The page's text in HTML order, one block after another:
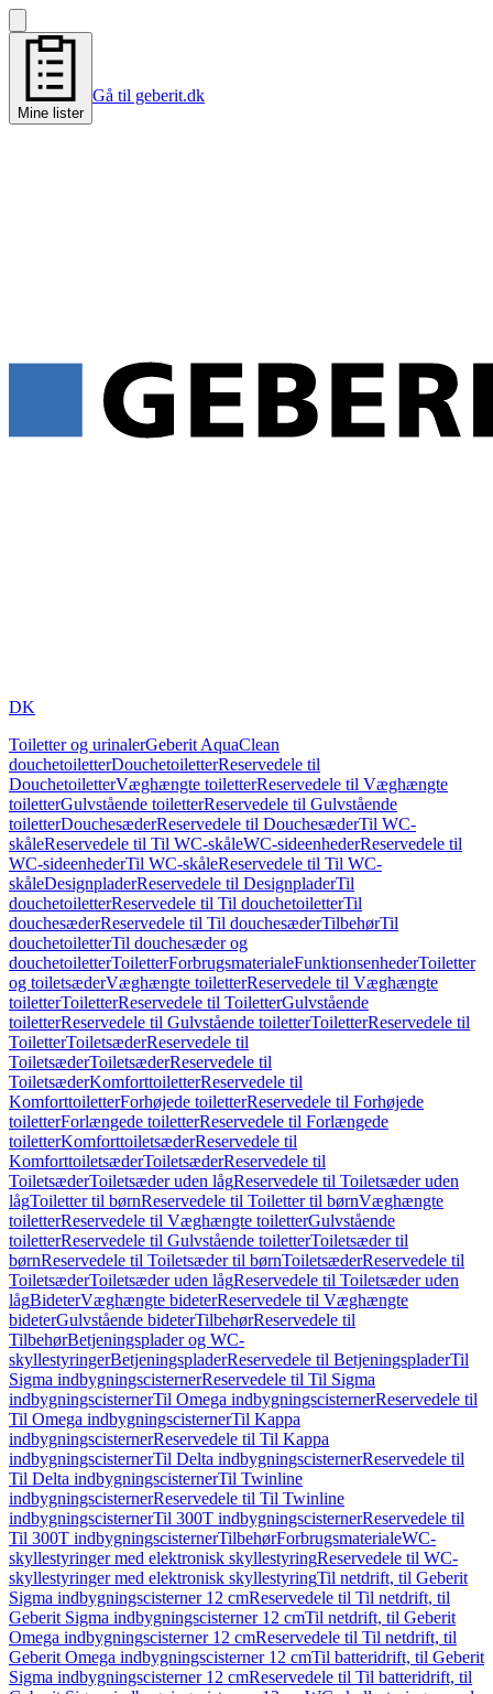
Mine lister
Gå til geberit.dk
DK
Toiletter og urinalerGeberit AquaClean
douchetoiletterDouchetoiletterReservedele til
DouchetoiletterVæghængte toiletterReservedele til Væghængte
toiletterGulvstående toiletterReservedele til Gulvstående
toiletterDouchesæderReservedele til DouchesæderTil WC-
skåleReservedele til Til WC-skåleWC-sideenhederReservedele til
WC-sideenhederTil WC-skåleReservedele til Til WC-
skåleDesignpladerReservedele til DesignpladerTil
douchetoiletterReservedele til Til douchetoiletterTil
douchesæderReservedele til Til douchesæderTilbehørTil
douchetoiletterTil douchesæder og
douchetoiletterToiletterForbrugsmaterialeFunktionsenhederToiletter
og toiletsæderVæghængte toiletterReservedele til Væghængte
toiletterToiletterReservedele til ToiletterGulvstående
toiletterReservedele til Gulvstående toiletterToiletterReservedele til
ToiletterToiletsæderReservedele til
ToiletsæderToiletsæderReservedele til
ToiletsæderKomforttoiletterReservedele til
KomforttoiletterForhøjede toiletterReservedele til Forhøjede
toiletterForlængede toiletterReservedele til Forlængede
toiletterKomforttoiletsæderReservedele til
KomforttoiletsæderToiletsæderReservedele til
ToiletsæderToiletsæder uden lågReservedele til Toiletsæder uden
lågToiletter til børnReservedele til Toiletter til børnVæghængte
toiletterReservedele til Væghængte toiletterGulvstående
toiletterReservedele til Gulvstående toiletterToiletsæder til
børnReservedele til Toiletsæder til børnToiletsæderReservedele til
ToiletsæderToiletsæder uden lågReservedele til Toiletsæder uden
lågBideterVæghængte bideterReservedele til Væghængte
bideterGulvstående bideterTilbehørReservedele til
TilbehørBetjeningsplader og WC-
skyllestyringerBetjeningspladerReservedele til BetjeningspladerTil
Sigma indbygningscisternerReservedele til Til Sigma
indbygningscisternerTil Omega indbygningscisternerReservedele til
Til Omega indbygningscisternerTil Kappa
indbygningscisternerReservedele til Til Kappa
indbygningscisternerTil Delta indbygningscisternerReservedele til
Til Delta indbygningscisternerTil Twinline
indbygningscisternerReservedele til Til Twinline
indbygningscisternerTil 300T indbygningscisternerReservedele til
Til 300T indbygningscisternerTilbehørForbrugsmaterialeWC-
skyllestyringer med elektronisk skyllestyringReservedele til WC-
skyllestyringer med elektronisk skyllestyringTil netdrift, til Geberit
Sigma indbygningscisterner 12 cmReservedele til Til netdrift, til
Geberit Sigma indbygningscisterner 12 cmTil netdrift, til Geberit
Omega indbygningscisterner 12 cmReservedele til Til netdrift, til
Geberit Omega indbygningscisterner 12 cmTil batteridrift, til Geberit
Sigma indbygningscisterner 12 cmReservedele til Til batteridrift, til